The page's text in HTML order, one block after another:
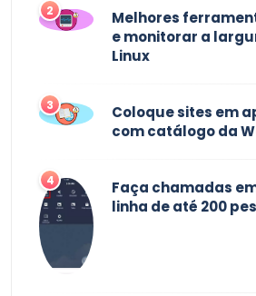
2
Melhores
e monitorar a
Linux
3
Coloque sites em
com catálogo da
4
Faça chamadas
linha de até 200